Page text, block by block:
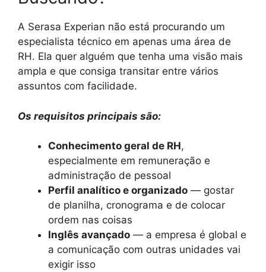
A Serasa Experian não está procurando um
especialista técnico em apenas uma área de
RH. Ela quer alguém que tenha uma visão mais
ampla e que consiga transitar entre vários
assuntos com facilidade.
Os requisitos principais são:
Conhecimento geral de RH,
especialmente em remuneração e
administração de pessoal
Perfil analítico e organizado — gostar
de planilha, cronograma e de colocar
ordem nas coisas
Inglês avançado — a empresa é global e
a comunicação com outras unidades vai
exigir isso